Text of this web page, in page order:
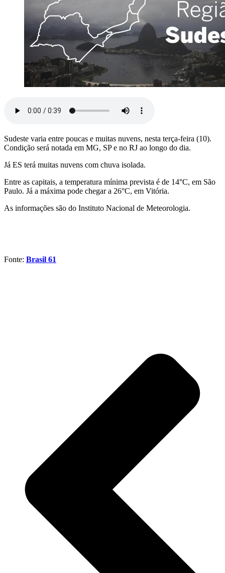
Sudeste varia entre poucas e muitas nuvens, nesta terça-feira (10).
Condição será notada em MG, SP e no RJ ao longo do dia.
Já ES terá muitas nuvens com chuva isolada.
Entre as capitais, a temperatura mínima prevista é de 14°C, em São
Paulo. Já a máxima pode chegar a 26°C, em Vitória.
As informações são do Instituto Nacional de Meteorologia.
Fonte: Brasil 61